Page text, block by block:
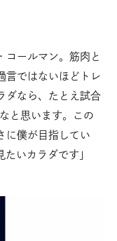
コールマン。筋肉と
言ではないほどトレ
ダなら、たとえ試合
と思います。この
僕が目指してい
いカラダです」